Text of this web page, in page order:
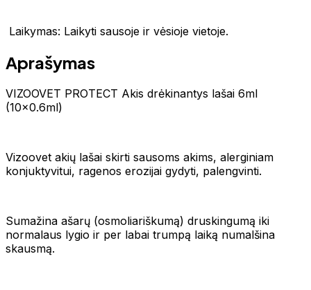
Laikymas: Laikyti sausoje ir vėsioje vietoje.
Aprašymas
VIZOOVET PROTECT Akis drėkinantys lašai 6ml
(10x0.6ml)
Vizoovet akių lašai skirti sausoms akims, alerginiam
konjuktyvitui, ragenos erozijai gydyti, palengvinti.
Sumažina ašarų (osmoliariškumą) druskingumą iki
normalaus lygio ir per labai trumpą laiką numalšina
skausmą.